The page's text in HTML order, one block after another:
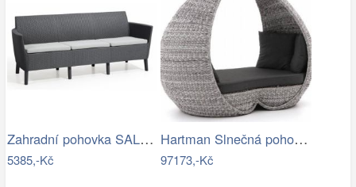
Zahradní pohovka SALEMO 3 Allibert
5385,-Kč
Hartman Slnečná pohovka COSTA RICA Mdum
97173,-Kč